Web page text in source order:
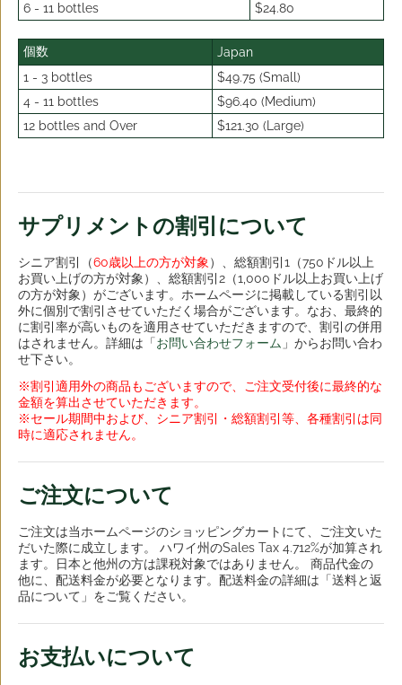
6 - 11 bottles
$24.80
個数
Japan
1 - 3 bottles
$49.75 (Small)
4 - 11 bottles
$96.40 (Medium)
12 bottles and Over
$121.30 (Large)
サプリメントの割引について
シニア割引（60歳以上の方が対象）、総額割引1（750ドル以上
お買い上げの方が対象）、総額割引2（1,000ドル以上お買い上げ
の方が対象）がございます。ホームページに掲載している割引以
外に個別で割引させていただく場合がございます。なお、最終的
に割引率が高いものを適用させていただきますので、割引の併用
はされません。詳細は「お問い合わせフォーム 」からお問い合わ
せ下さい。
※割引適用外の商品もございますので、ご注文受付後に最終的な
金額を算出させていただきます。
※セール期間中および、シニア割引・総額割引等、各種割引は同
時に適応されません。
ご注文について
ご注文は当ホームページのショッピングカートにて、ご注文いた
だいた際に成立します。 ハワイ州のSales Tax 4.712%が加算され
ます。日本と他州の方は課税対象ではありません。 商品代金の
他に、配送料金が必要となります。配送料金の詳細は「送料と返
品について」をご覧ください。
お支払いについて